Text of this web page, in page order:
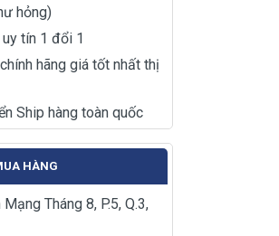
hỏng)
uy tín 1 đổi 1
hãng giá tốt nhất thị
Ship hàng toàn quốc
HÀNG
Tháng 8, P.5, Q.3,